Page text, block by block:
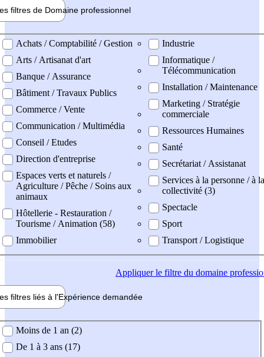
filtres de Domaine professionnel
professionel
Achats / Comptabilité / Gestion
Arts / Artisanat d'art
Banque / Assurance
Bâtiment / Travaux Publics
Commerce / Vente
Communication / Multimédia
Conseil / Etudes
Direction d'entreprise
Espaces verts et naturels /
Agriculture / Pêche / Soins aux
animaux
Hôtellerie - Restauration /
Tourisme / Animation (58)
Immobilier
Industrie
Informatique /
Télécommunication
Installation / Maintenance
Marketing / Stratégie
commerciale
Ressources Humaines
Santé
Secrétariat / Assistanat
Services à la personne / à la
collectivité (3)
Spectacle
Sport
Transport / Logistique
Appliquerle filtre du domaine
filtres liés à l'Expérience demandée
demandée
Moins de 1 an (2)
De 1 à 3 ans (17)